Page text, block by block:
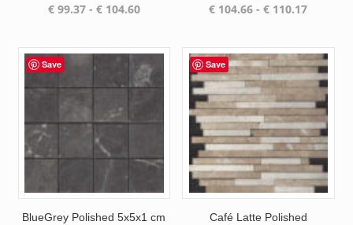
€99.37 - €104.60Prijsklasse:
€ 104.66 - € 110.17
€ 110.17
Save
BlueGrey Polished 5x5x1 cm
Save
Café Latte Polished